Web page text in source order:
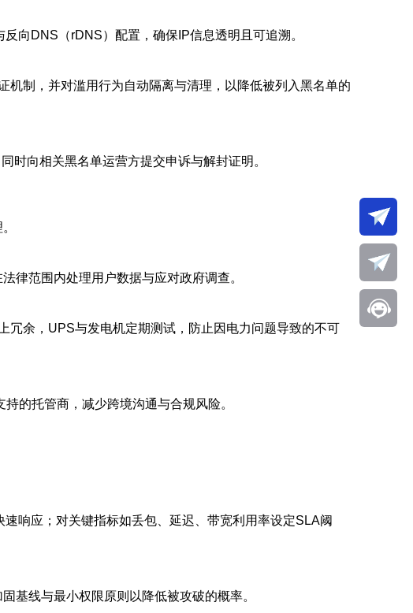
向DNS（rDNS）配置，确保IP信息透明且可追溯。
制，并对滥用行为自动隔离与清理，以降低被列入黑名单的
时向相关黑名单运营方提交申诉与解封证明。
律范围内处理用户数据与应对政府调查。
冗余，UPS与发电机定期测试，防止因电力问题导致的不可
的托管商，减少跨境沟通与合规风险。
响应；对关键指标如丢包、延迟、带宽利用率设定SLA阈
基线与最小权限原则以降低被攻破的概率。